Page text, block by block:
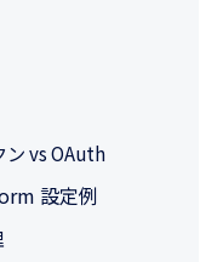
ン vs OAuth
設定例